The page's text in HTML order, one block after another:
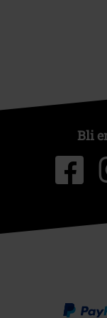
Bli